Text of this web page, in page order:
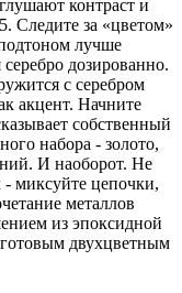
контраст и
Следите за «цветом»
лучше
дозированно.
с серебром
акцент. Начните
собственный
набора - золото,
И наоборот. Не
- миксуйте цепочки,
металлов
из эпоксидной
двухцветным